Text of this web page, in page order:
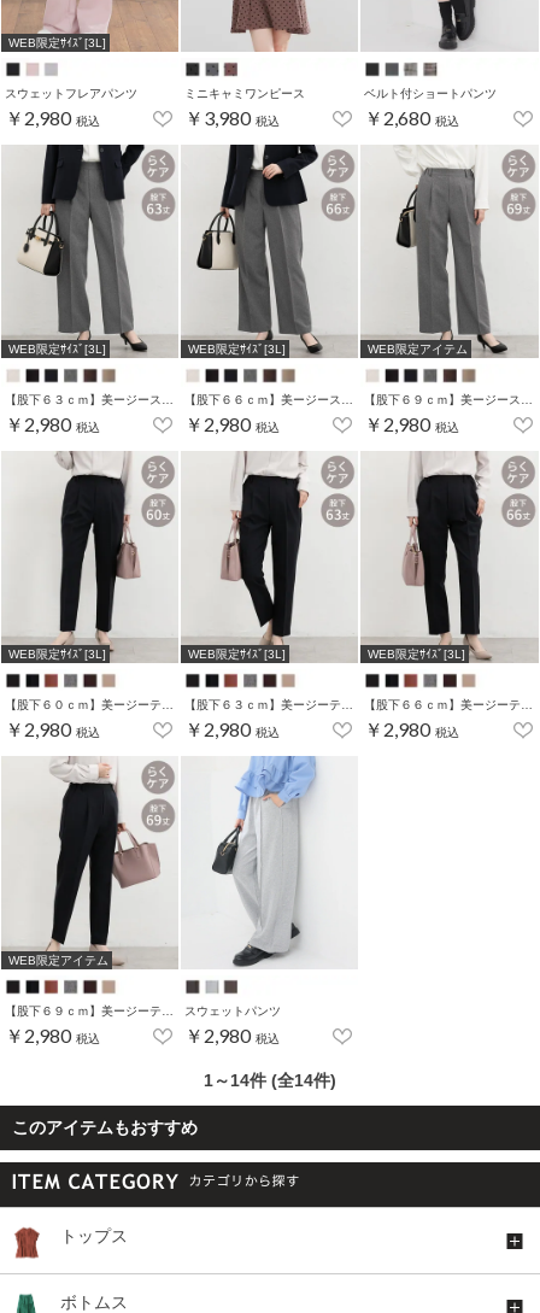
WEB限定ｻｲｽﾞ[3L]
スウェットフレアパンツ
￥2,980 税込
ミニキャミワンピース
￥3,980 税込
ベルト付ショートパンツ
￥2,680 税込
WEB限定ｻｲｽﾞ[3L]
￥2,980 税込
WEB限定ｻｲｽﾞ[3L]
￥2,980 税込
WEB限定アイテム
￥2,980 税込
WEB限定ｻｲｽﾞ[3L]
【股下６０ｃｍ】美ージーテーパード(股下60/63/66/69cm展開)
￥2,980 税込
WEB限定ｻｲｽﾞ[3L]
【股下６３ｃｍ】美ージーテーパード(股下60/63/66/69cm展開)
￥2,980 税込
WEB限定ｻｲｽﾞ[3L]
【股下６６ｃｍ】美ージーテーパード(股下60/63/66/69cm展開)
￥2,980 税込
WEB限定アイテム
￥2,980 税込
スウェットパンツ
￥2,980 税込
1～14件 (全14件)
このアイテムもおすすめ
トップス
ボトムス